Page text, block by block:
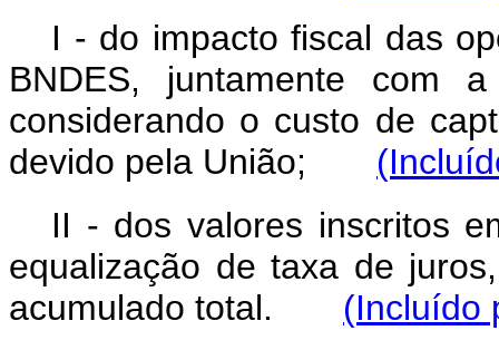
I - do impacto fiscal das
BNDES, juntamente com
considerando o custo de
devido pela União;
II - dos valores inscritos
equalização de taxa de
acumulado total. (Incluído